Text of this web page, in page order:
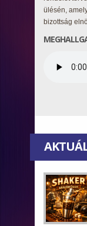
ülésén,
bizottság